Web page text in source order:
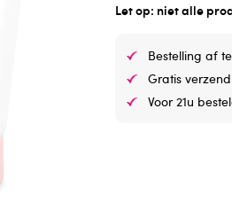
Let op: niet alle
Bestelling af
Gratis
Voor 21u